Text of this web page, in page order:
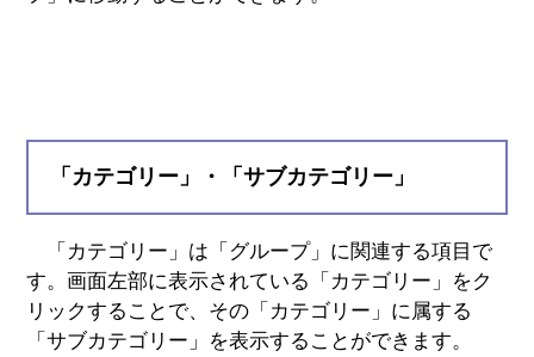
「カテゴリー」・「サブカテゴリー」
「カテゴリー」は「グループ」に関連する項目で
す。画面左部に表示されている「カテゴリー」をク
リックすることで、その「カテゴリー」に属する
「サブカテゴリー」を表示することができます。